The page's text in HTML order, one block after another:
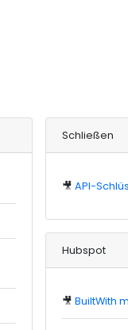
Schließen
🎥 API-
Hubspot
🎥 BuiltWith